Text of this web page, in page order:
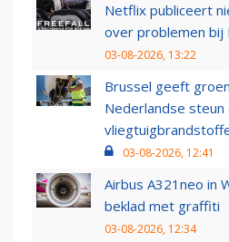
Netflix publiceert
over problemen bij
03-08-2026, 13:22
Brussel geeft
Nederlandse steun
03-08-2026, 12:41
Airbus A321neo in
beklad met graffiti
03-08-2026, 12:34